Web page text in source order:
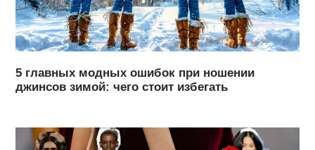
5 главных модных ошибок при ношении
джинсов зимой: чего стоит избегать